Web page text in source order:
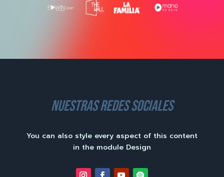
nuestras redes sociales
You can also style every aspect of this content
in the module Design